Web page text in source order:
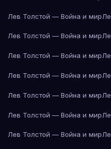
Лев Толстой — Война и мир
Лев Толстой — Война и мир
Лев Толстой — Война и мир
Лев Толстой — Война и мир
Лев Толстой — Война и мир
Лев Толстой — Война и мир
Лев Толстой — Война и мир